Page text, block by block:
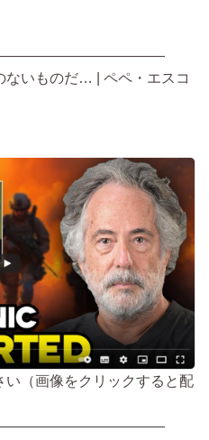
ないものだ… | ペペ・エスコ
（画像をクリックすると配